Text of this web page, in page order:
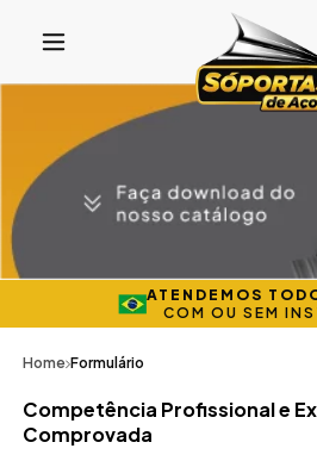
ATENDEMOS
COM OU SEM
Home Formulário
Competência Profissional e
Comprovada